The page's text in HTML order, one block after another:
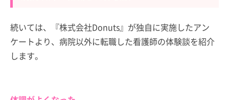
続いては、『株式会社Donuts』が独自に実施したアン
ケートより、病院以外に転職した看護師の体験談を紹介
します。